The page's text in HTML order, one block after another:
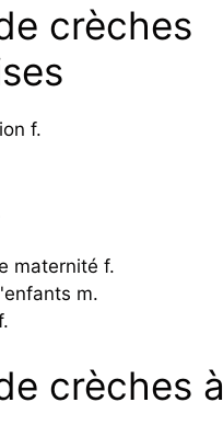
crèches
f.
maternité f.
m.
crèches à